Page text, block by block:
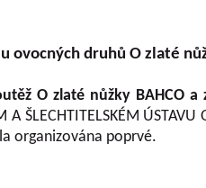
ovocných druhů O zlaté
O zlaté nůžky BAHCO
ŠLECHTITELSKÉM
organizována poprvé.